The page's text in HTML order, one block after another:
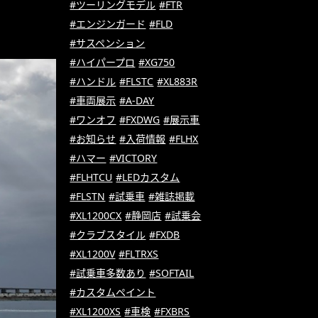
#ツーリングモデル #FTR
#エンジンガード #FLD
#サスペンション
#ハイパープロ #XG750
#ハンドル #FLSTC #XL883R
#車両展示 #A-DAY
#ワンオフ #FXDWG #展示車
#お知らせ #入荷情報 #FLHX
#ハマー #VICTORY
#FLHTCU #LEDカスタム
#FLSTN #試乗車 #雑誌掲載
#XL1200CX #静岡店 #試乗会
#クラブスタイル #FXDB
#XL1200V #FLTRXS
#試乗車多数あり #SOFTAIL
#カスタムペイント
#XL1200XS #車検 #FXBRS